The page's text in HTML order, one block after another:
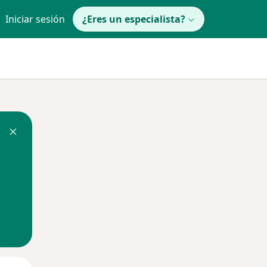
Iniciar sesión ¿Eres un especialista?